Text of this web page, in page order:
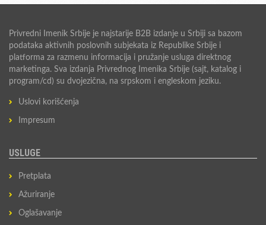
Privredni Imenik Srbije je najstarije B2B izdanje u Srbiji sa bazom
podataka aktivnih poslovnih subjekata iz Republike Srbije i
platforma za razmenu informacija i pružanje usluga direktnog
marketinga. Sva izdanja Privrednog Imenika Srbije (sajt, katalog i
program/cd) su dvojezična, na srpskom i engleskom jeziku.
Uslovi korišćenja
Impresum
USLUGE
Pretplata
Ažuriranje
Oglašavanje